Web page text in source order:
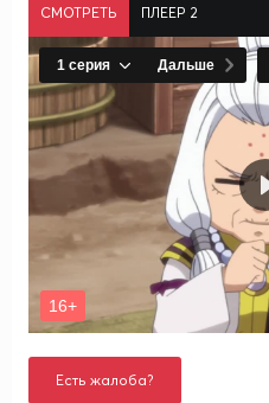
СМОТРЕТЬ ПЛЕЕР 2
Есть жалоба?